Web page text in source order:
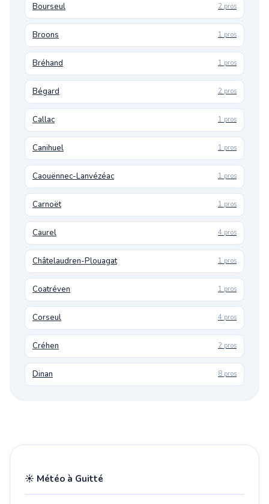
Bourseul 2 pros
Broons 1 pros
Bréhand 1 pros
Bégard 2 pros
Callac 1 pros
Canihuel 1 pros
Caouënnec-Lanvézéac 1 pros
Carnoët 1 pros
Caurel 4 pros
Châtelaudren-Plouagat 1 pros
Coatréven 1 pros
Corseul 4 pros
Créhen 2 pros
Dinan 8 pros
☀️ Météo à Guitté